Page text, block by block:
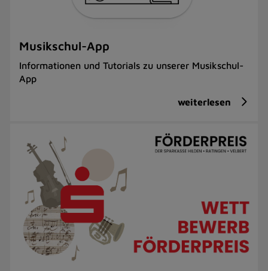
Musikschul-App
Informationen und Tutorials zu unserer Musikschul-
App
weiterlesen